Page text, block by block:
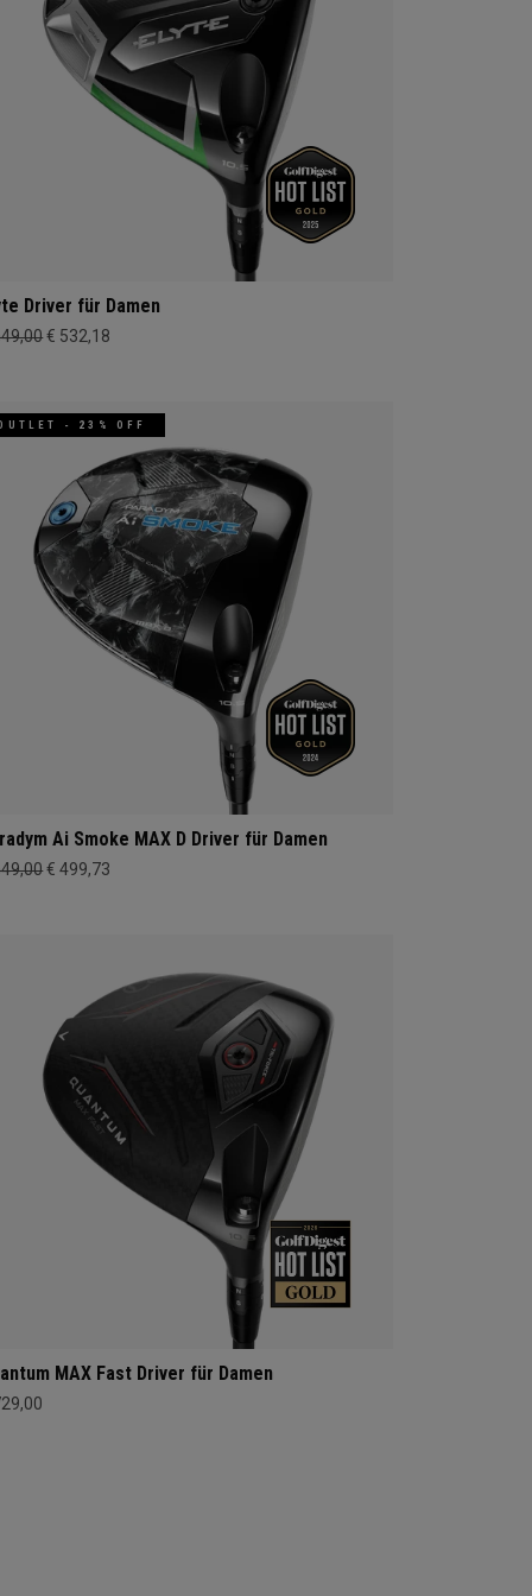
Driver für Damen
€ 532,18
- 23% OFF
Ai Smoke MAX D Driver für Damen
€ 499,73
MAX Fast Driver für Damen